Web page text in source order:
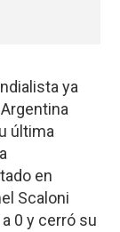
ya
última
en
Scaloni
0 y cerró su